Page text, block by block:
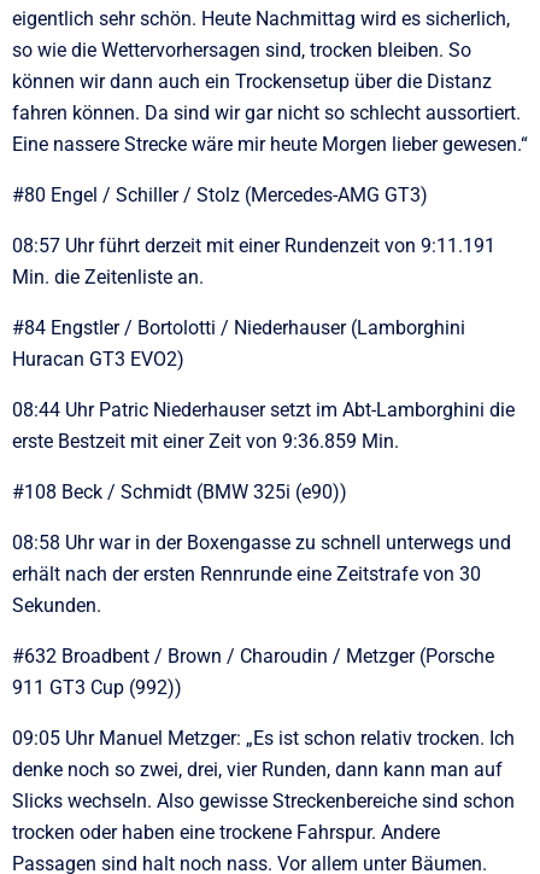
eigentlich sehr schön. Heute Nachmittag wird es sicherlich,
so wie die Wettervorhersagen sind, trocken bleiben. So
können wir dann auch ein Trockensetup über die Distanz
fahren können. Da sind wir gar nicht so schlecht aussortiert.
Eine nassere Strecke wäre mir heute Morgen lieber gewesen.“
#80 Engel / Schiller / Stolz (Mercedes-AMG GT3)
08:57 Uhr führt derzeit mit einer Rundenzeit von 9:11.191
Min. die Zeitenliste an.
#84 Engstler / Bortolotti / Niederhauser (Lamborghini
Huracan GT3 EVO2)
08:44 Uhr Patric Niederhauser setzt im Abt-Lamborghini die
erste Bestzeit mit einer Zeit von 9:36.859 Min.
#108 Beck / Schmidt (BMW 325i (e90))
08:58 Uhr war in der Boxengasse zu schnell unterwegs und
erhält nach der ersten Rennrunde eine Zeitstrafe von 30
Sekunden.
#632 Broadbent / Brown / Charoudin / Metzger (Porsche
911 GT3 Cup (992))
09:05 Uhr Manuel Metzger: „Es ist schon relativ trocken. Ich
denke noch so zwei, drei, vier Runden, dann kann man auf
Slicks wechseln. Also gewisse Streckenbereiche sind schon
trocken oder haben eine trockene Fahrspur. Andere
Passagen sind halt noch nass. Vor allem unter Bäumen.